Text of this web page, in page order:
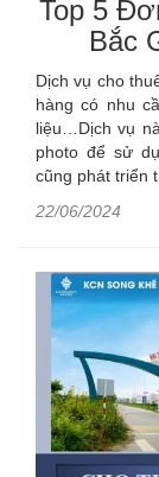
Top 5
Bắc
Dịch vụ cho
hàng có nhu
liệu…Dịch vụ
photo để sử
cũng phát triển
22/06/2024